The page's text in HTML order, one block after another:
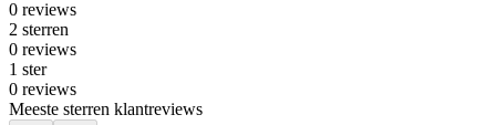
0 reviews
2 sterren
0 reviews
1 ster
0 reviews
Meeste sterren klantreviews